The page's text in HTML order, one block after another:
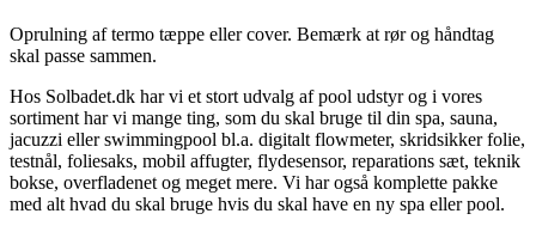
Oprulning af termo tæppe eller cover. Bemærk at rør og håndtag
skal passe sammen.
Hos Solbadet.dk har vi et stort udvalg af pool udstyr og i vores
sortiment har vi mange ting, som du skal bruge til din spa, sauna,
jacuzzi eller swimmingpool bl.a. digitalt flowmeter, skridsikker folie,
testnål, foliesaks, mobil affugter, flydesensor, reparations sæt, teknik
bokse, overfladenet og meget mere. Vi har også komplette pakke
med alt hvad du skal bruge hvis du skal have en ny spa eller pool.